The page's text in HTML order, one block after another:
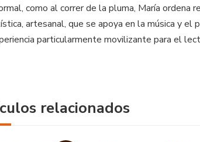
como al correr de la pluma, María ordena
artesanal, que se apoya en la música y el
particularmente movilizante para el
relacionados